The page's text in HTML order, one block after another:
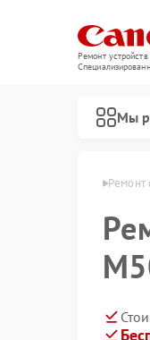
Ремонт устройств
Мы
Canon в Омске Ремонт